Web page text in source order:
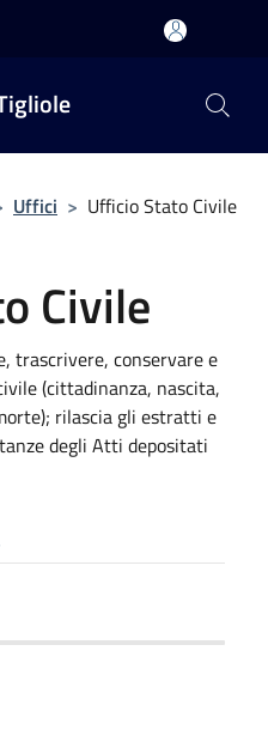
Uffici > Ufficio Stato Civile
Civile
trascrivere, conservare e
(cittadinanza, nascita,
rilascia gli estratti e
degli Atti depositati